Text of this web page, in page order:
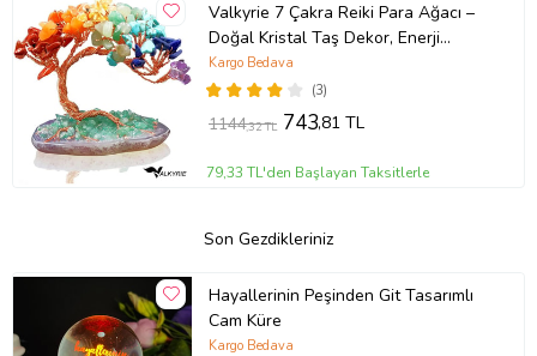
Valkyrie 7 Çakra Reiki Para Ağacı –
Doğal Kristal Taş Dekor, Enerji
Dengeleme, Feng Shui, Şans ve
Pozitif Enerji
(3)
Kargo Bedava
1144,32 TL 743,81 TL
79,33 TL'den Başlayan Taksitlerle
Son Gezdikleriniz
Hayallerinin Peşinden Git Tasarımlı
Cam Küre
Kargo Bedava